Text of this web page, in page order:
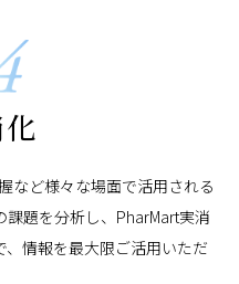
など様々な場面で活用される
題を分析し、PharMart実消
情報を最大限ご活用いただ